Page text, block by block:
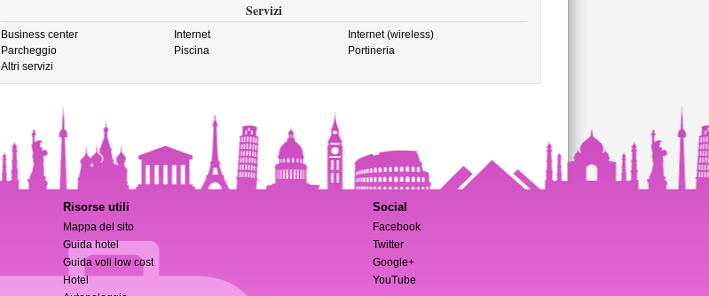
Servizi
Business center Internet
Internet (wireless)
Parcheggio
Piscina
Portineria
Altri servizi
Risorse utili
Mappa del sito
Guida hotel
Guida voli low cost
Hotel
Social
Facebook
Twitter
Google+
YouTube